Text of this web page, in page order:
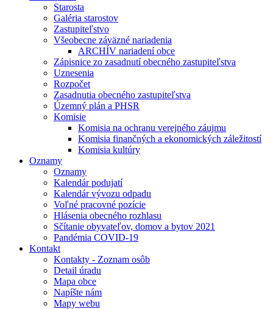
Starosta
Galéria starostov
Zastupiteľstvo
Všeobecne záväzné nariadenia
ARCHÍV nariadení obce
Zápisnice zo zasadnutí obecného zastupiteľstva
Uznesenia
Rozpočet
Zasadnutia obecného zastupiteľstva
Územný plán a PHSR
Komisie
Komisia na ochranu verejného záujmu
Komisia finančných a ekonomických záležitostí
Komisia kultúry
Oznamy
Oznamy
Kalendár podujatí
Kalendár vývozu odpadu
Voľné pracovné pozície
Hlásenia obecného rozhlasu
Sčítanie obyvateľov, domov a bytov 2021
Pandémia COVID-19
Kontakt
Kontakty - Zoznam osôb
Detail úradu
Mapa obce
Napíšte nám
Mapy webu